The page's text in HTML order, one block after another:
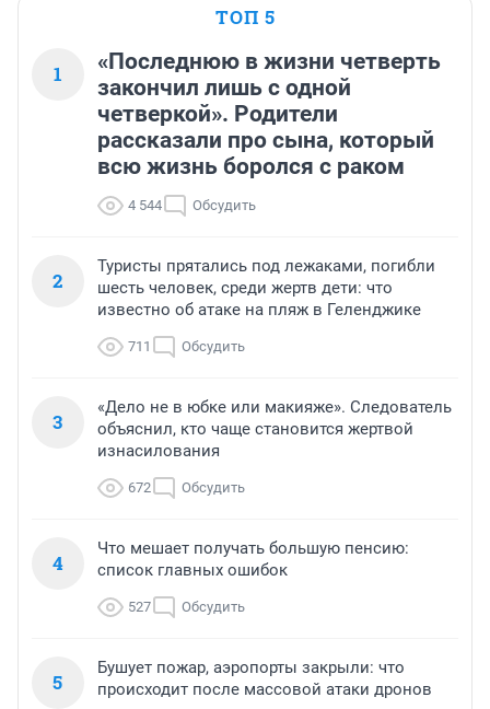
ТОП 5
1
«Последнюю в жизни четверть
закончил лишь с одной
четверкой». Родители
рассказали про сына, который
всю жизнь боролся с раком
4 544 Обсудить
2
Туристы прятались под лежаками, погибли
шесть человек, среди жертв дети: что
известно об атаке на пляж в Геленджике
711 Обсудить
3
«Дело не в юбке или макияже». Следователь
объяснил, кто чаще становится жертвой
изнасилования
672 Обсудить
4
Что мешает получать большую пенсию:
список главных ошибок
527 Обсудить
5
Бушует пожар, аэропорты закрыли: что
происходит после массовой атаки дронов